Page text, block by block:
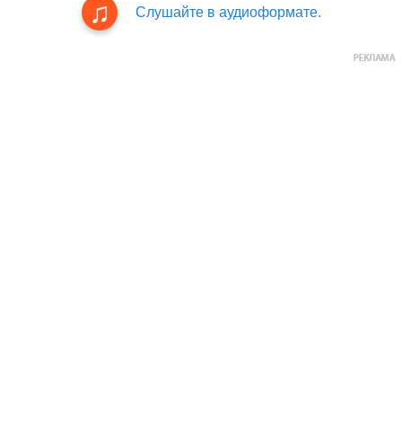
Слушайте в аудиоформате.